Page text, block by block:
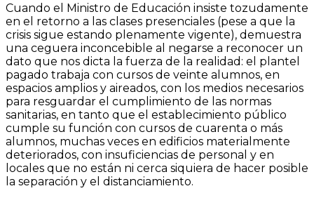
Cuando el Ministro de Educación insiste tozudamente
en el retorno a las clases presenciales (pese a que la
crisis sigue estando plenamente vigente), demuestra
una ceguera inconcebible al negarse a reconocer un
dato que nos dicta la fuerza de la realidad: el plantel
pagado trabaja con cursos de veinte alumnos, en
espacios amplios y aireados, con los medios necesarios
para resguardar el cumplimiento de las normas
sanitarias, en tanto que el establecimiento público
cumple su función con cursos de cuarenta o más
alumnos, muchas veces en edificios materialmente
deteriorados, con insuficiencias de personal y en
locales que no están ni cerca siquiera de hacer posible
la separación y el distanciamiento.